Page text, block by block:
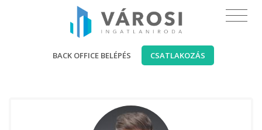
BACK OFFICE BELÉPÉS CSATLAKOZÁS